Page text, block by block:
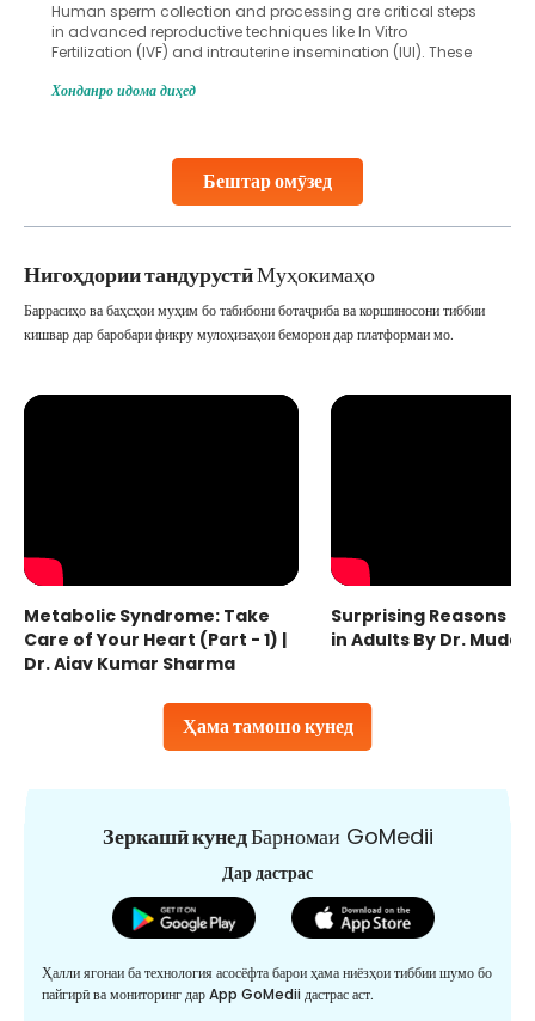
Бештар омӯзед
Human sperm collection and processing are critical steps
in advanced reproductive techniques like In Vitro
Fertilization (IVF) and intrauterine insemination (IUI). These
challenges and help couples achieve their dream of
collected, they process the
Хонданро идома диҳед
Нигоҳдории тандурустӣМуҳокимаҳо
Ҳама тамошо кунед
Баррасиҳо ва баҳсҳои муҳим бо табибони ботаҷриба ва коршиносони тиббии
кишвар дар баробари фикру мулоҳизаҳои беморон дар платформаи мо.
Metabolic Syndrome: Take
Care of Your Heart (Part - 1) |
Dr. Ajay Kumar Sharma
Surprising Reasons
in Adults By Dr.
Зеркашӣ кунедБарномаи GoMedii
Дар дастрас
Ҳалли ягонаи ба технология асосёфта барои ҳама ниёзҳои тиббии шумо бо
пайгирӣ ва мониторинг дар App GoMedii дастрас аст.